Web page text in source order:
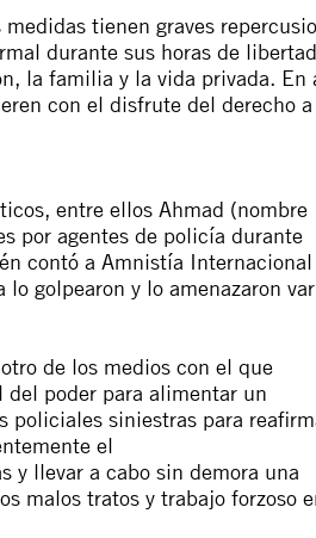
medidas tienen graves
durante sus horas de libertad
la familia y la vida privada. En
con el disfrute del derecho a
entre ellos Ahmad (nombre
por agentes de policía durante
contó a Amnistía
lo golpearon y lo amenazaron
de los medios con el que
del poder para alimentar un
policiales siniestras para
el
y llevar a cabo sin demora una
malos tratos y trabajo forzoso